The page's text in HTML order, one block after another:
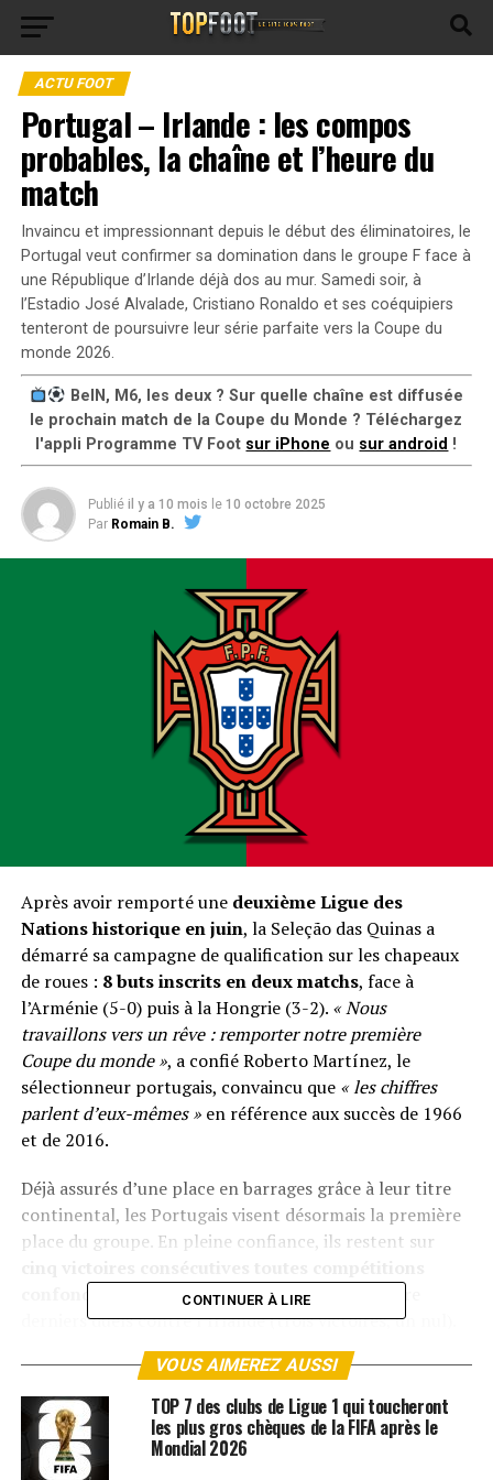
ACTU FOOT
Portugal – Irlande : les compos
probables, la chaîne et l’heure du
match
Invaincu et impressionnant depuis le début des éliminatoires, le
Portugal veut confirmer sa domination dans le groupe F face à
une République d’Irlande déjà dos au mur. Samedi soir, à
l’Estadio José Alvalade, Cristiano Ronaldo et ses coéquipiers
tenteront de poursuivre leur série parfaite vers la Coupe du
monde 2026.
BeIN, M6, les deux ? Sur quelle chaîne est diffusée
le prochain match de la Coupe du Monde ? Téléchargez
l'appli Programme TV Foot sur iPhone ou sur android !
Publié il y a 10 mois le 10 octobre 2025
Par Romain B.
Après avoir remporté une deuxième Ligue des
Nations historique en juin, la Seleção das Quinas a
démarré sa campagne de qualification sur les chapeaux
de roues : 8 buts inscrits en deux matchs, face à
l’Arménie (5-0) puis à la Hongrie (3-2). « Nous
travaillons vers un rêve : remporter notre première
Coupe du monde », a confié Roberto Martínez, le
sélectionneur portugais, convaincu que « les chiffres
parlent d’eux-mêmes »en référence aux succès de 1966
et de 2016.
Déjà assurés d’une place en barrages grâce à leur titre
continental, les Portugais visent désormais la première
place du groupe. En pleine confiance, ils restent sur
et n’ont perdu aucun de leurs quatre
derniers duels contre l’Irlande (trois victoires, un nul).
Un défi colossal pour l’Irlande
Côté irlandais, la situation est bien plus délicate.Les
Boys in Green
n’ont pris qu’un point sur six possibles,
CONTINUER À LIRE
VOUS AIMEREZ AUSSI
TOP 7 des clubs de Ligue 1 qui toucheront
les plus gros chèques de la FIFA après le
Mondial 2026